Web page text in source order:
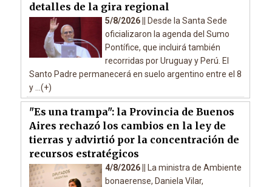
detalles de la gira regional
5/8/2026 ||
Desde la Santa Sede
oficializaron la agenda del Sumo
Pontífice, que incluirá también
recorridas por Uruguay y Perú. El
Santo Padre permanecerá en suelo argentino entre el 8
y ...(+)
"Es una trampa": la Provincia de Buenos
Aires rechazó los cambios en la ley de
tierras y advirtió por la concentración de
recursos estratégicos
4/8/2026 ||
La ministra de Ambiente
bonaerense, Daniela Vilar,